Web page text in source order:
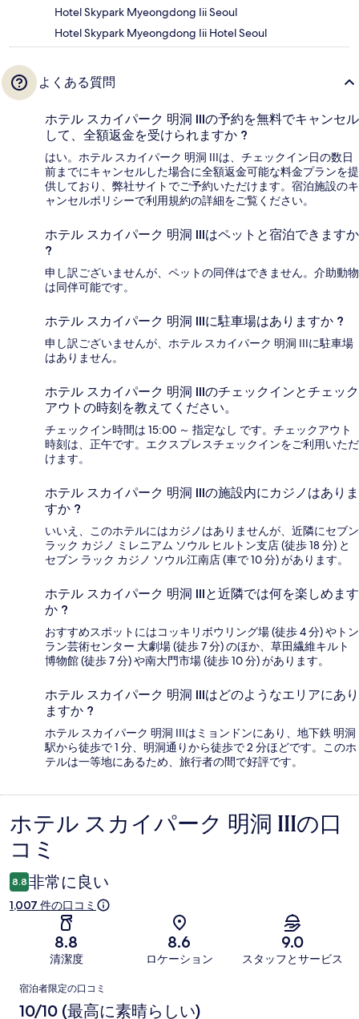
Hotel Skypark Myeongdong Iii Seoul
Hotel Skypark Myeongdong Iii Hotel Seoul
よくある質問
ホテル スカイパーク 明洞 IIIの予約を無料でキャンセル
して、全額返金を受けられますか ?
はい。ホテル スカイパーク 明洞 IIIは、チェックイン日の数日
前までにキャンセルした場合に全額返金可能な料金プランを提
供しており、弊社サイトでご予約いただけます。宿泊施設のキ
ャンセルポリシーで利用規約の詳細をご覧ください。
ホテル スカイパーク 明洞 IIIはペットと宿泊できますか
?
申し訳ございませんが、ペットの同伴はできません。介助動物
は同伴可能です。
ホテル スカイパーク 明洞 IIIに駐車場はありますか ?
申し訳ございませんが、ホテル スカイパーク 明洞 IIIに駐車場
はありません。
ホテル スカイパーク 明洞 IIIのチェックインとチェック
アウトの時刻を教えてください。
チェックイン時間は 15:00 ～ 指定なし です。チェックアウト
時刻は、正午です。エクスプレスチェックインをご利用いただ
けます。
ホテル スカイパーク 明洞 IIIの施設内にカジノはありま
すか ?
いいえ、このホテルにはカジノはありませんが、近隣にセブン
ラック カジノ ミレニアム ソウル ヒルトン支店 (徒歩 18 分) と
セブン ラック カジノ ソウル江南店 (車で 10 分) があります。
ホテル スカイパーク 明洞 IIIと近隣では何を楽しめます
か ?
おすすめスポットにはコッキリボウリング場 (徒歩 4 分) やトン
ラン芸術センター 大劇場 (徒歩 7 分) のほか、草田繊維キルト
博物館 (徒歩 7 分) や南大門市場 (徒歩 10 分) があります。
ホテル スカイパーク 明洞 IIIはどのようなエリアにあり
ますか ?
ホテル スカイパーク 明洞 IIIはミョンドンにあり、地下鉄 明洞
駅から徒歩で 1 分、明洞通りから徒歩で 2 分ほどです。このホ
テルは一等地にあるため、旅行者の間で好評です。
口
コ
ミ
ホテル スカイパーク 明洞 IIIの口
コミ
8.8 非常に良い
1,007 件の口コミ
8.8
清潔度
8.6
ロケーション
9.0
スタッフとサービス
口
コ
宿泊者限定の口コミ
10/10 (最高に素晴らしい)